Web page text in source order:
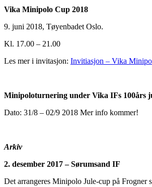
Vika Minipolo Cup 2018
9. juni 2018, Tøyenbadet Oslo.
Kl. 17.00 – 21.00
Les mer i invitasjon: Invitiasjon – Vika
Minipoloturnering under Vika IFs 100års
Dato: 31/8 – 02/9 2018 Mer info kommer!
Arkiv
2. desember 2017 – Sørumsand IF
Det arrangeres Minipolo Jule-cup på Frogner